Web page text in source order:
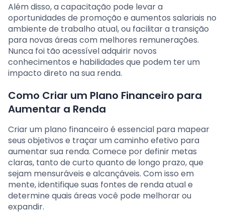
Além disso, a capacitação pode levar a
oportunidades de promoção e aumentos salariais no
ambiente de trabalho atual, ou facilitar a transição
para novas áreas com melhores remunerações.
Nunca foi tão acessível adquirir novos
conhecimentos e habilidades que podem ter um
impacto direto na sua renda.
Como Criar um Plano Financeiro para
Aumentar a Renda
Criar um plano financeiro é essencial para mapear
seus objetivos e traçar um caminho efetivo para
aumentar sua renda. Comece por definir metas
claras, tanto de curto quanto de longo prazo, que
sejam mensuráveis e alcançáveis. Com isso em
mente, identifique suas fontes de renda atual e
determine quais áreas você pode melhorar ou
expandir.